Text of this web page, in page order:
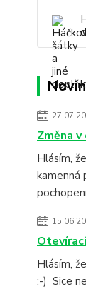
Změna
Hlásím,
kamenná
Hlásím,
:-) Sice